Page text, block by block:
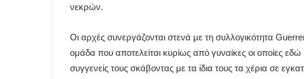
νεκρών.
Οι αρχές συνεργάζονται στενά με τη συλλογικότητα
ομάδα που αποτελείται κυρίως από γυναίκες οι οποίες
συγγενείς τους σκάβοντας με τα ίδια τους τα χέρια σε